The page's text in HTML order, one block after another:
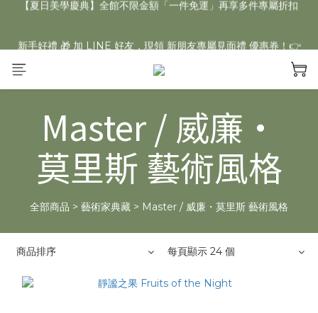
【夏日美學慶典】全館不限金額「一件免運」再享多件專屬折扣
Master / 威廉・
莫里斯 藝術風格
全部商品 > 藝術家典藏 > Master / 威廉・莫里斯 藝術風格
商品排序 每頁顯示 24 個